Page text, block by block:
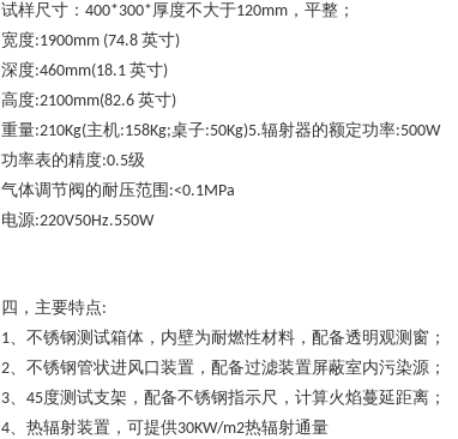
试样尺寸： 400*300*厚度不大于120mm ，平整；
宽度:1900mm (74.8 英寸)
深度:460mm(18.1 英寸)
高度:2100mm(82.6 英寸)
重量:210Kg(主机:158Kg;桌子:50Kg)5.辐射器的额定功率:500W
功率表的精度:0.5级
气体调节阀的耐压范围 :<0.1MPa
电源:220V50Hz.550W
四， 主要特点:
1、 不锈钢测试箱体，内壁为耐燃性材料，配备透明观测窗 ；
2、 不锈钢管状进风口装置，配备过滤装置屏蔽室内污染源 ；
3、 45度测试支架，配备不锈钢指示尺，计算火焰蔓延距离 ；
4、热辐射装置，可提供30KW/m2热辐射通量